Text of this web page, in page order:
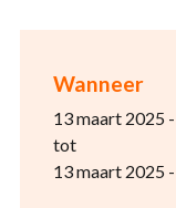
Wanneer
13 maart 2025
tot
13 maart 2025